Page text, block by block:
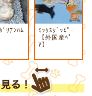
ﾞﾘｱﾝﾊﾑ
ﾐｯｸｽｸﾞｯﾋﾟｰ
【外国産ﾍﾟ
ｱ】